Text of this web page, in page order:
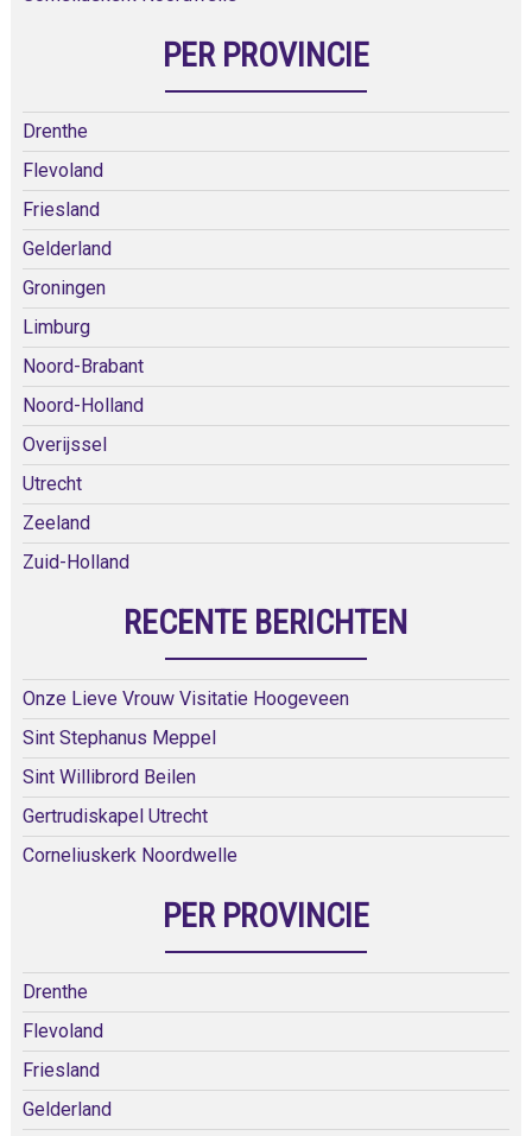
PER PROVINCIE
Drenthe
Flevoland
Friesland
Gelderland
Groningen
Limburg
Noord-Brabant
Noord-Holland
Overijssel
Utrecht
Zeeland
Zuid-Holland
RECENTE BERICHTEN
Onze Lieve Vrouw Visitatie Hoogeveen
Sint Stephanus Meppel
Sint Willibrord Beilen
Gertrudiskapel Utrecht
Corneliuskerk Noordwelle
PER PROVINCIE
Drenthe
Flevoland
Friesland
Gelderland